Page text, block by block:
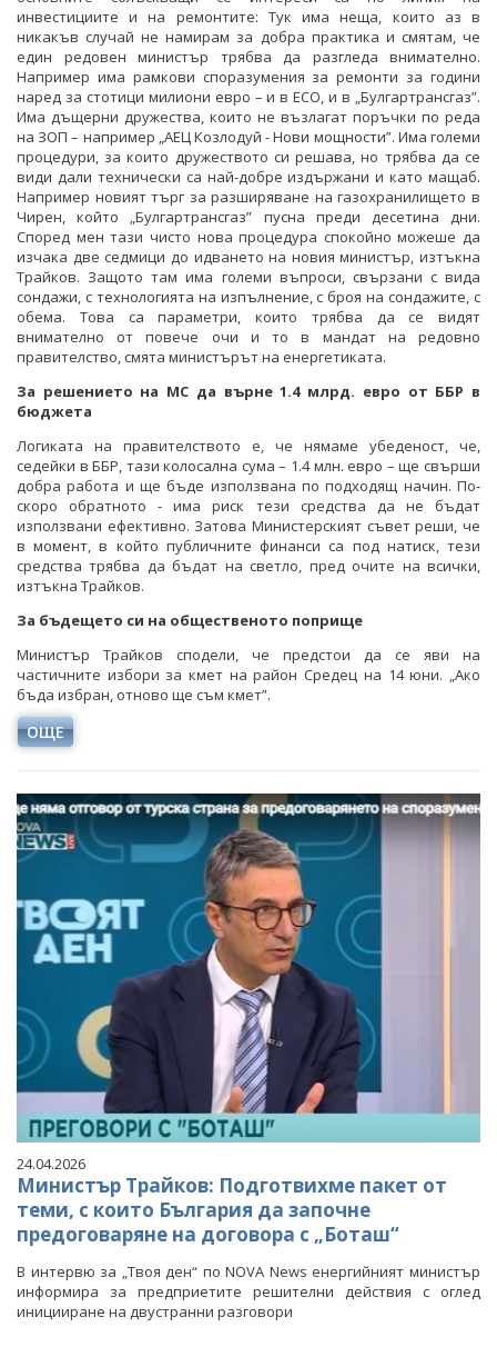
инвестициите и на ремонтите: Тук има неща, които аз в
никакъв случай не намирам за добра практика и смятам, че
един редовен министър трябва да разгледа внимателно.
Например има рамкови споразумения за ремонти за години
наред за стотици милиони евро – и в ЕСО, и в „Булгартрансгаз”.
Има дъщерни дружества, които не възлагат поръчки по реда
на ЗОП – например „АЕЦ Козлодуй - Нови мощности”. Има големи
процедури, за които дружеството си решава, но трябва да се
види дали технически са най-добре издържани и като мащаб.
Например новият търг за разширяване на газохранилището в
Чирен, който „Булгартрансгаз” пусна преди десетина дни.
Според мен тази чисто нова процедура спокойно можеше да
изчака две седмици до идването на новия министър, изтъкна
Трайков. Защото там има големи въпроси, свързани с вида
сондажи, с технологията на изпълнение, с броя на сондажите, с
обема. Това са параметри, които трябва да се видят
внимателно от повече очи и то в мандат на редовно
правителство, смята министърът на енергетиката.
За решението на МС да върне 1.4 млрд. евро от ББР в
бюджета
Логиката на правителството е, че нямаме убеденост, че,
седейки в ББР, тази колосална сума – 1.4 млн. евро – ще свърши
добра работа и ще бъде използвана по подходящ начин. По-
скоро обратното - има риск тези средства да не бъдат
използвани ефективно. Затова Министерският съвет реши, че
в момент, в който публичните финанси са под натиск, тези
средства трябва да бъдат на светло, пред очите на всички,
изтъкна Трайков.
За бъдещето си на общественото поприще
Министър Трайков сподели, че предстои да се яви на
частичните избори за кмет на район Средец на 14 юни. „Ако
бъда избран, отново ще съм кмет”.
ОЩЕ
24.04.2026
Министър Трайков: Подготвихме пакет от
теми, с които България да започне
предоговаряне на договора с „Боташ“
В интервю за „Твоя ден“ по NOVA News енергийният министър
информира за предприетите решителни действия с оглед
иницииране на двустранни разговори